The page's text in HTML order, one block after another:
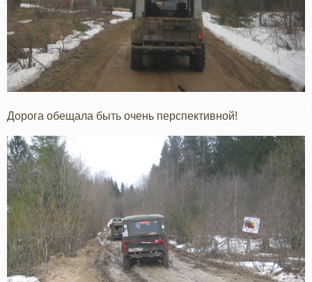
Дорога обещала быть очень перспективной!